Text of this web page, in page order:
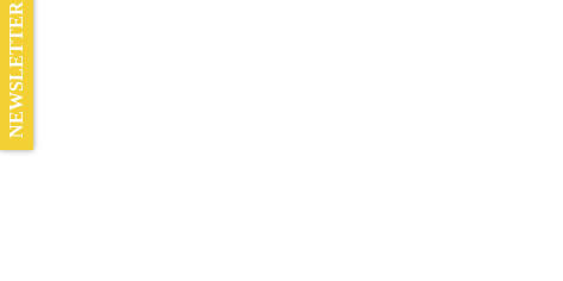
NEWSLETTER